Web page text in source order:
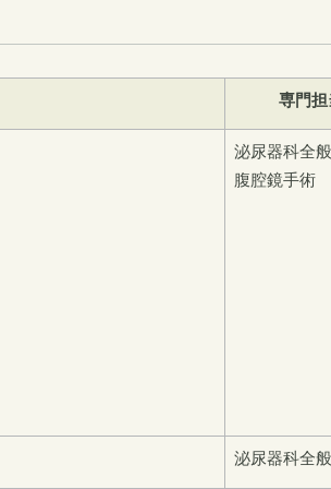
専門担
泌尿器科全般
腹腔鏡手術
泌尿器科全般